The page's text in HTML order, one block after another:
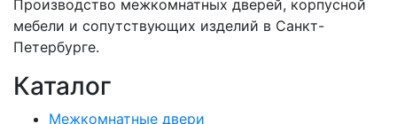
Производство межкомнатных дверей, корпусной
мебели и сопутствующих изделий в Санкт-
Петербурге.
Каталог
Межкомнатные двери